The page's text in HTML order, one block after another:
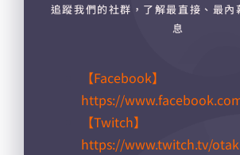
追蹤我們的社群，了解最直接、最內
息
【Facebook】
https://
【Twitch】
https://www.twitch.tv/